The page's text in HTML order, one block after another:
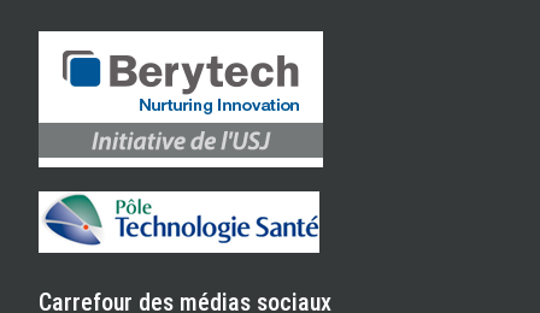
Carrefour des médias sociaux